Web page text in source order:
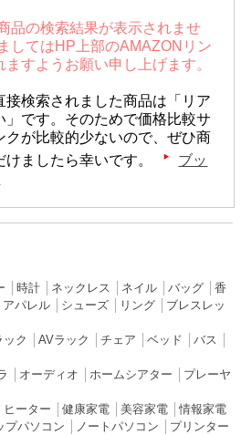
品の検索結果が表示されませ
してはHP上部のAMAZONリン
すようお願い申し上げます。
検索されました商品は「リア
」です。そのためで価格比較サ
クが比較的少ないので、ぜひ商
ましたら幸いです。
ブッ
時計│ ネックレス ネイル│ バッグ│ 香
アパレル│ シューズ│ リング│ ブレスレッ
ック AVラック チェア ベッド バス
オーディオ ホームシアター
プレーヤ
ヒーター 健康家電│ 美容家電│情報家電
プパソコン ノートパソコン プリンター